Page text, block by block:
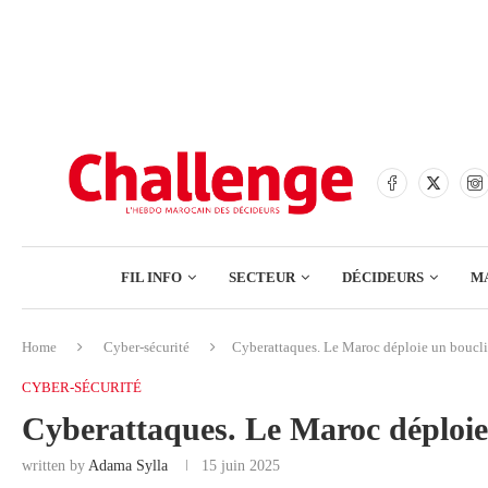
COMMERCE
FIL INFO SECTEUR
BOURSE
DÉCIDEURS
Home Cyber-sécurité Cyberattaques. Le Maroc déploie un
CYBER-SÉCURITÉ
Cyberattaques. Le Maroc
written by Adama Sylla 15 juin 2025